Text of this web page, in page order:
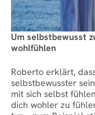
Um selbstbewusst
wohlfühlen
Roberto erklärt,
selbstbewusster
mit sich selbst
dich wohler zu